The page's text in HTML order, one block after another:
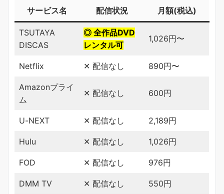
サービス名 配信状況 月額(税込)
TSUTAYA
DISCAS
◎ 全作品DVD
レンタル可
1,026円〜
Netflix ✕ 配信なし 890円〜
Amazonプライ
ム
✕ 配信なし 600円
U-NEXT ✕ 配信なし 2,189円
Hulu ✕ 配信なし 1,026円
FOD ✕ 配信なし 976円
DMM TV ✕ 配信なし 550円